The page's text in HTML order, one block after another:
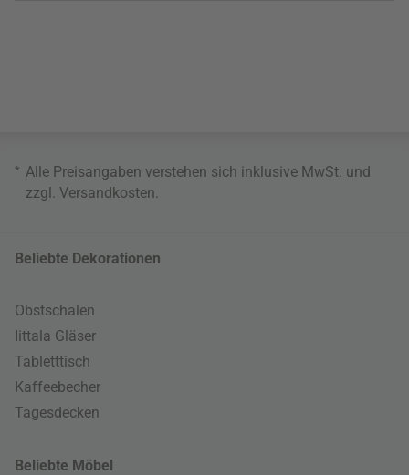
* Alle Preisangaben verstehen sich inklusive MwSt. und
zzgl. Versandkosten
Beliebte Dekorationen
Obstschalen
Iittala Gläser
Tabletttisch
Kaffeebecher
Tagesdecken
Beliebte Möbel